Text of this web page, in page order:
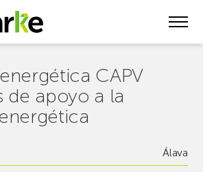
CAPV
de apoyo a la
Álava